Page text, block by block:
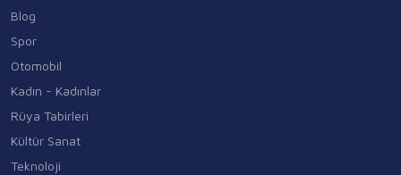
Blog
Spor
Otomobil
Kadın - Kadınlar
Rüya Tabirleri
Kültür Sanat
Teknoloji